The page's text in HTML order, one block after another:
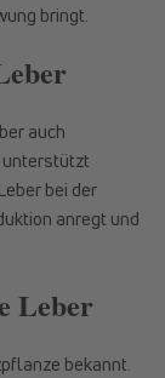
bringt.
auch
bei der
anregt und
Leber
bekannt.